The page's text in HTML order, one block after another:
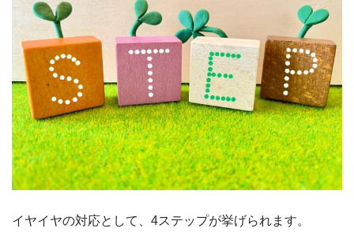
イヤイヤの対応として、4ステップが挙げられます。